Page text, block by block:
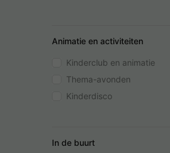
Animatie en activiteiten
Kinderclub en animatie
Thema-avonden
Kinderdisco
In de buurt